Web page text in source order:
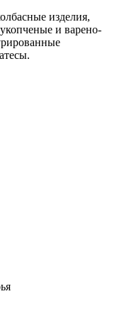
изделия,
и варено-